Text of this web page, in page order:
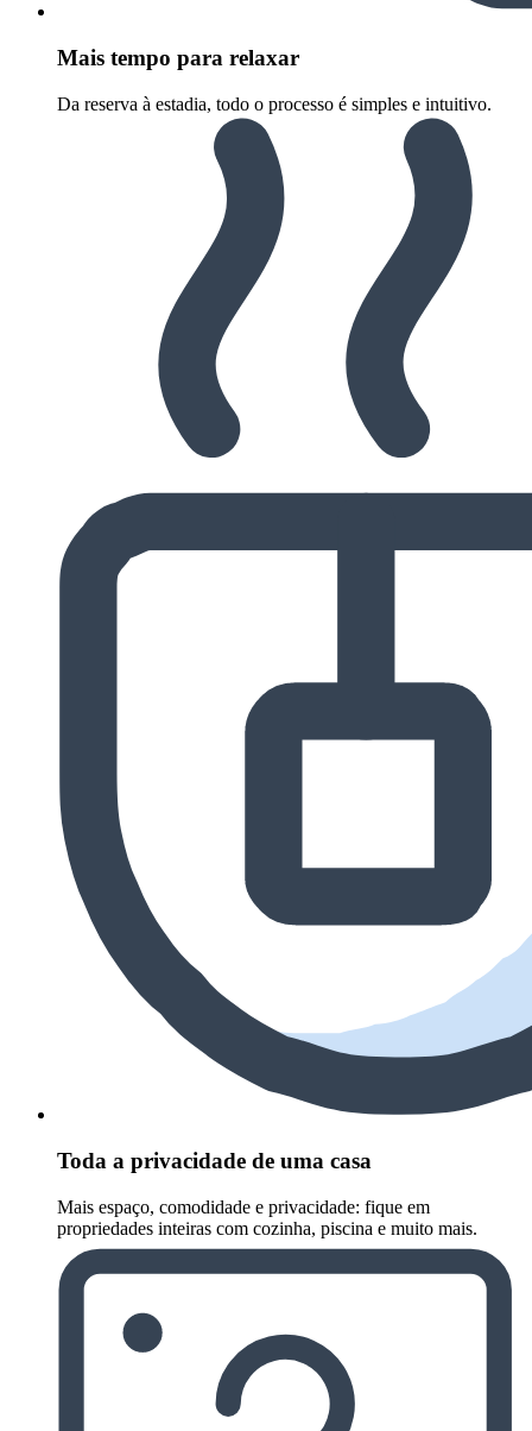
Mais tempo para relaxar
Da reserva à estadia, todo o processo é simples e intuitivo.
Toda a privacidade de uma casa
Mais espaço, comodidade e privacidade: fique em
propriedades inteiras com cozinha, piscina e muito mais.